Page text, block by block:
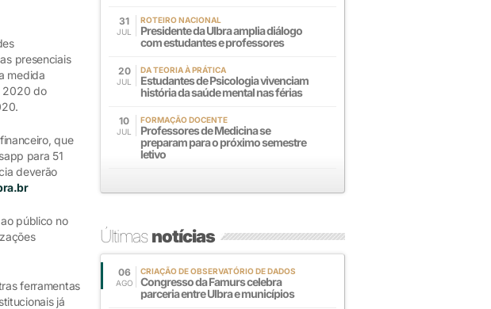
presenciais
medida
2020 do
que
para 51
deverão
público no
ferramentas
já
31
JUL
ROTEIRO NACIONAL
Presidente da Ulbra amplia diálogo
com estudantes e professores
20
JUL
DA TEORIA À PRÁTICA
Estudantes de Psicologia vivenciam
história da saúde mental nas férias
10
JUL
FORMAÇÃO DOCENTE
Professores de Medicina se
preparam para o próximo semestre
letivo
Últimasnotícias
06
AGO
CRIAÇÃO DE OBSERVATÓRIO DE DADOS
Congresso da Famurs celebra
parceria entre Ulbra e municípios